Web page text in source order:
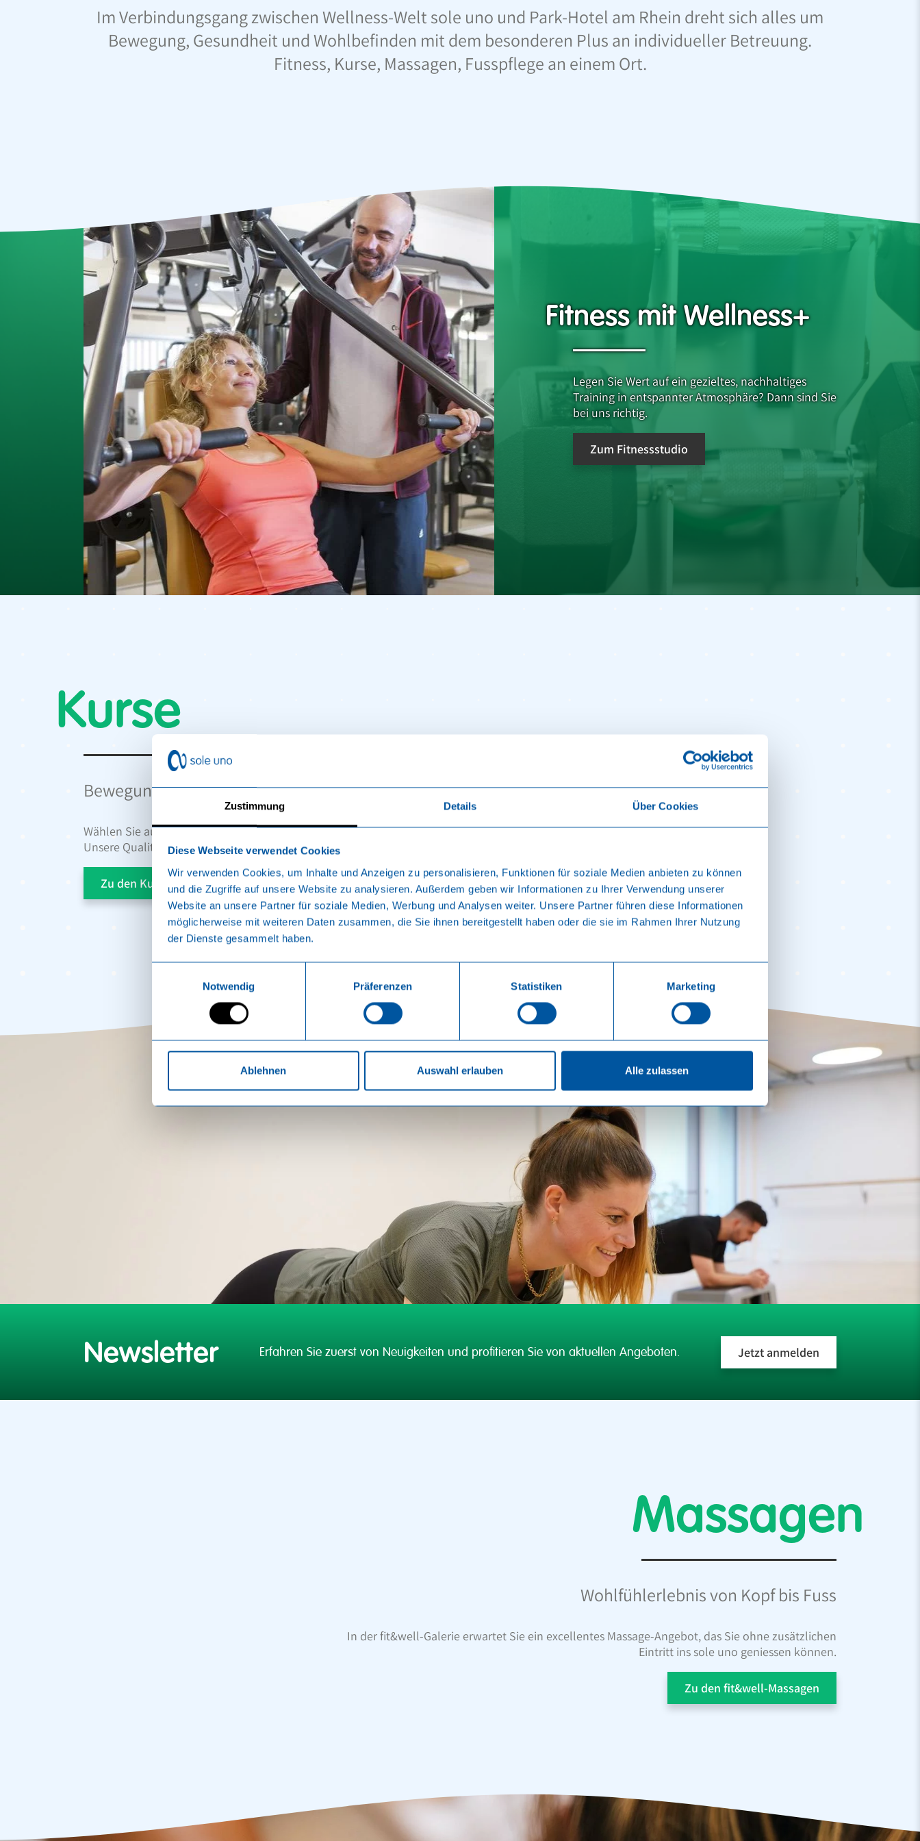
Zustimmung Details Über Cookies
Diese Webseite verwendet Cookies
Wir verwenden Cookies, um Inhalte und Anzeigen zu personalisieren, Funktionen für soziale Medien anbieten zu können
und die Zugriffe auf unsere Website zu analysieren. Außerdem geben wir Informationen zu Ihrer Verwendung unserer
Website an unsere Partner für soziale Medien, Werbung und Analysen weiter. Unsere Partner führen diese Informationen
möglicherweise mit weiteren Daten zusammen, die Sie ihnen bereitgestellt haben oder die sie im Rahmen Ihrer Nutzung
der Dienste gesammelt haben.
Notwendig
Präferenzen Statistiken Marketing
Ablehnen Auswahl erlauben Alle zulassen
Im Verbindungsgang zwischen Wellness-Welt sole uno und Park-Hotel am Rhein dreht sich alles um
Bewegung, Gesundheit und Wohlbefinden mit dem besonderen Plus an individueller Betreuung.
Fitness, Kurse, Massagen, Fusspflege an einem Ort.
Fitness mit Wellness+
Legen Sie Wert auf ein gezieltes, nachhaltiges
Training in entspannter Atmosphäre? Dann sind Sie
bei uns richtig.
Zum Fitnessstudio
Kurse
Bewegung in der Gruppe motiviert und macht Spass
Wählen Sie aus einer Vielfalt an Gruppenkursen für jedes Alter.
Unsere Qualitop-qualifizierten Kursleiterinnen unterstützen Sie bei Ihren Bewegungs- und Entspannungszielen.
Zu den Kursen
Newsletter Erfahren Sie zuerst von Neuigkeiten und profitieren Sie von aktuellen Angeboten. Jetzt anmelden
Massagen
Wohlfühlerlebnis von Kopf bis Fuss
In der fit&well-Galerie erwartet Sie ein excellentes Massage-Angebot, das Sie ohne zusätzlichen
Eintritt ins sole uno geniessen können.
Zu den fit&well-Massagen